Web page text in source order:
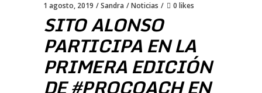
1 agosto, 2019 Sandra Noticias 0 likes
SITO ALONSO
PARTICIPA EN LA
PRIMERA EDICIÓN